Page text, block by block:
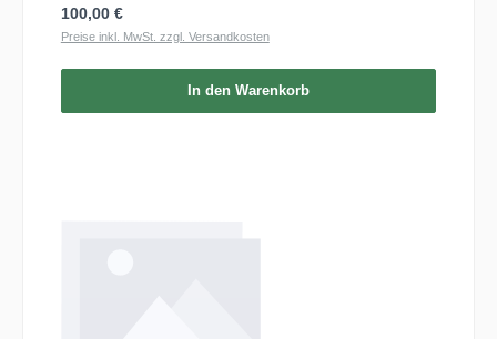
Regulärer Preis:
100,00 €
Preise inkl. MwSt. zzgl. Versandkosten
In den Warenkorb